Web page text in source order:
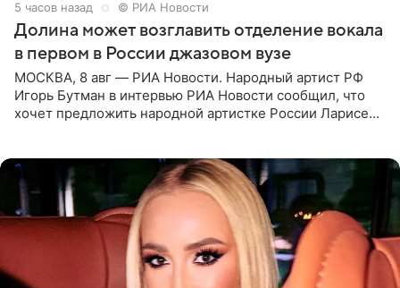
5 часов назад © РИА Новости
Долина может возглавить отделение вокала
в первом в России джазовом вузе
МОСКВА, 8 авг — РИА Новости. Народный артист РФ
Игорь Бутман в интервью РИА Новости сообщил, что
хочет предложить народной артистке России Ларисе